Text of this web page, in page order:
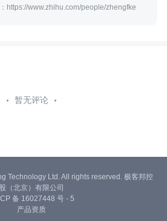
https://www.zhihu.com/people/zhengfke
暂无评论
Technology Ltd. All rights reserved. 极客邦控
股（北京）有限公司
备 16027448 号 - 5
产品资质